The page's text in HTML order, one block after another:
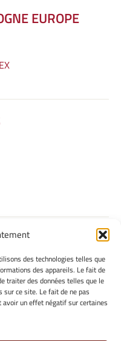
des technologies telles que
des appareils. Le fait de
traiter des données telles que le
sur ce site. Le fait de ne pas
un effet négatif sur certaines
EUROPE